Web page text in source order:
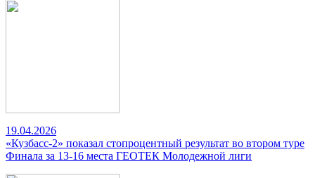
19.04.2026
«Кузбасс-2» показал стопроцентный результат во втором туре
Финала за 13-16 места ГЕОТЕК Молодежной лиги